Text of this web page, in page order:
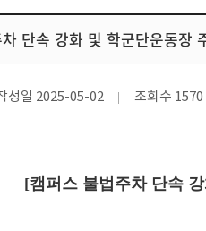
단속 강화 및 학군단운동장
성일 2025-05-02 조회수 1570
[캠퍼스 불법주차 단속